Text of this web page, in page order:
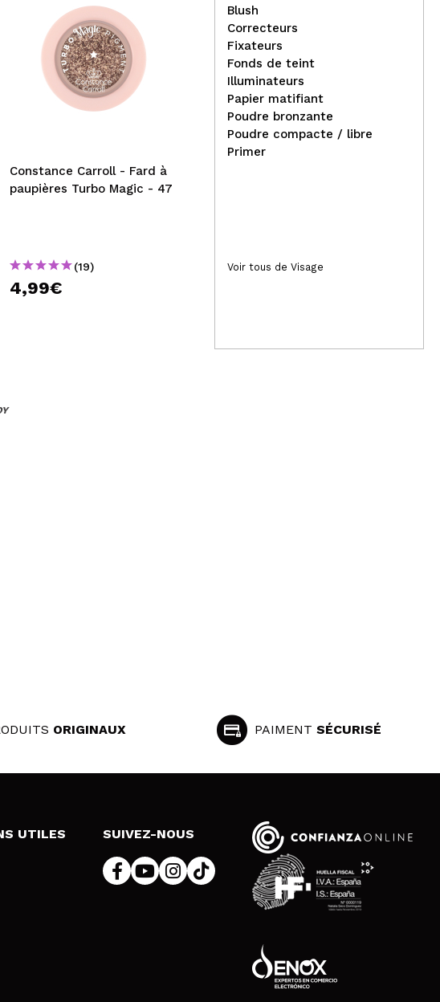
Constance Carroll - Fard à
paupières Turbo Magic - 47
(19)
4,99€
Bell - *Daisy* - Poudre
compacte
(4)
Blush
Correcteurs
Fixateurs
Fonds de teint
Illuminateurs
Papier matifiant
Poudre bronzante
Poudre compacte / libre
Primer
Voir tous de Visage
ORIGINAUX PAIMENT SÉCURISÉ
UTILES SUIVEZ-NOUS